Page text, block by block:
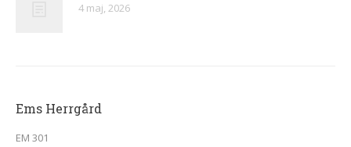
4 maj, 2026
Ems Herrgård
EM 301